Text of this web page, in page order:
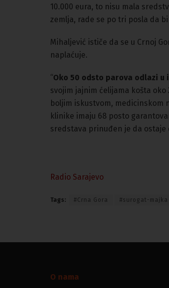
10.000 eura, to nisu mala
zemlja, rade se po tri posla da
Mihaljević ističe da se u Crnoj
naplaćuje.
“Oko 50 odsto parova odlazi
svojim jajnim ćelijama košta
boljim iskustvom, medicinskom
klinike imaju 68 posto
sredstava prinuđen je da ostaje
Radio Sarajevo
Tags: #Crna Gora #surogat-majka
O nama